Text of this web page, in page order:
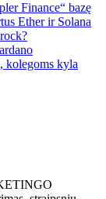
Finance“ bazę
Ether ir Solana
kolegoms kyla